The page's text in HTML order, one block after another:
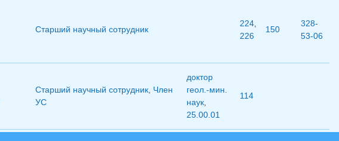
Старший научный сотрудник
224,
226
150
328-
53-06
Старший научный сотрудник, Член
УС
доктор
геол.-мин.
наук,
25.00.01
114